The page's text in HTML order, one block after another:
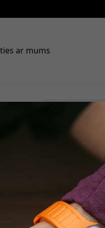
ar mums
kods:
pasūtījumu, lai saņemtu